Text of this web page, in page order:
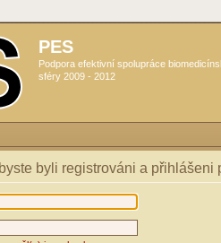
PES
Podpora efektivní spolupráce
sféry 2009 - 2012
byli registrováni a přihlášeni